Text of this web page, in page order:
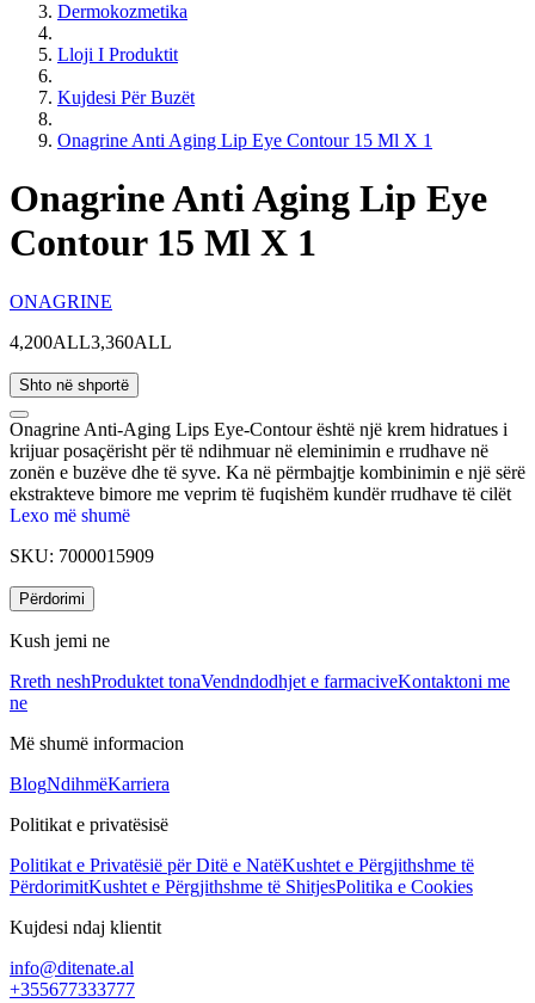
Dermokozmetika
Lloji I Produktit
Kujdesi Për Buzët
Onagrine Anti Aging Lip Eye Contour 15 Ml X 1
Onagrine Anti Aging Lip Eye
Contour 15 Ml X 1
ONAGRINE
4,200ALL3,360ALL
Shto në shportë
Onagrine Anti-Aging Lips Eye-Contour është një krem hidratues i
krijuar posaçërisht për të ndihmuar në eleminimin e rrudhave në
zonën e buzëve dhe të syve. Ka në përmbajtje kombinimin e një sërë
ekstrakteve bimore me veprim të fuqishëm kundër rrudhave të cilët
ndihmojnë në reduktimin e rrudhave dhe në zbehjen e rrathëve të
në mënyrë të njëtrajtshme nga lëkura.
Lexo më shumë
SKU: 7000015909
Përdorimi
Kush jemi ne
Rreth neshProduktet tonaVendndodhjet e farmaciveKontaktoni me
ne
Më shumë informacion
BlogNdihmëKarriera
Politikat e privatësisë
Politikat e Privatësië për Ditë e NatëKushtet e Përgjithshme të
PërdorimitKushtet e Përgjithshme të ShitjesPolitika e Cookies
Kujdesi ndaj klientit
info@ditenate.al
+355677333777